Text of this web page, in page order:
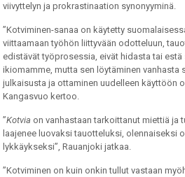
viivyttelyn ja prokrastinaation synonyyminä.
”Kotviminen-sanaa on käytetty
viittaamaan työhön liittyvään odotteluun,
edistävät työprosessia, eivät hidasta tai estä
ikiomamme, mutta sen löytäminen vanhasta
julkaisusta ja ottaminen uudelleen käyttöön
Kangasvuo kertoo.
”Kotvia on vanhastaan tarkoittanut miettiä ja
laajenee luovaksi tauotteluksi, olennaiseksi
lykkäykseksi”, Rauanjoki jatkaa.
”Kotviminen on kuin onkin tullut vastaan